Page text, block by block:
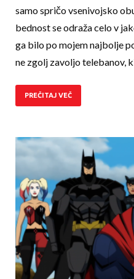
samo spričo vsenivojsko
bednost se odraža celo v
ga bilo po mojem najbolje
ne zgolj zavoljo telebanov,
PREČITAJ VEČ